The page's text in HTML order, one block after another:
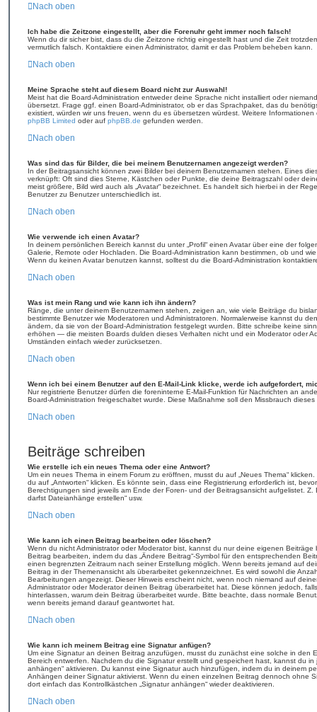
Nach oben
Ich habe die Zeitzone eingestellt, aber die Forenuhr geht immer noch falsch!
Wenn du dir sicher bist, dass du die Zeitzone richtig eingestellt hast und die Zeit
vermutlich falsch. Kontaktiere einen Administrator, damit er das Problem beheben kann.
Nach oben
Meine Sprache steht auf diesem Board nicht zur Auswahl!
Meist hat die Board-Administration entweder deine Sprache nicht installiert oder
übersetzt. Frage ggf. einen Board-Administrator, ob er das Sprachpaket, das du
existiert, würden wir uns freuen, wenn du es übersetzen würdest. Weitere
phpBB Limited oder auf phpBB.de gefunden werden.
Nach oben
Was sind das für Bilder, die bei meinem Benutzernamen angezeigt werden?
In der Beitragsansicht können zwei Bilder bei deinem Benutzernamen stehen. Eines
verknüpft: Oft sind dies Sterne, Kästchen oder Punkte, die deine Beitragszahl oder
meist größere, Bild wird auch als „Avatar“ bezeichnet. Es handelt sich hierbei in der
Benutzer zu Benutzer unterschiedlich ist.
Nach oben
Wie verwende ich einen Avatar?
In deinem persönlichen Bereich kannst du unter „Profil“ einen Avatar über eine der
Galerie, Remote oder Hochladen. Die Board-Administration kann bestimmen, ob und
Wenn du keinen Avatar benutzen kannst, solltest du die Board-Administration
Nach oben
Was ist mein Rang und wie kann ich ihn ändern?
Ränge, die unter deinem Benutzernamen stehen, zeigen an, wie viele Beiträge du
bestimmte Benutzer wie Moderatoren und Administratoren. Normalerweise kannst du
ändern, da sie von der Board-Administration festgelegt wurden. Bitte schreibe keine
erhöhen — die meisten Boards dulden dieses Verhalten nicht und ein Moderator oder
Umständen einfach wieder zurücksetzen.
Nach oben
Wenn ich bei einem Benutzer auf den E-Mail-Link klicke, werde ich aufgefordert,
Nur registrierte Benutzer dürfen die foreninterne E-Mail-Funktion für Nachrichten an
Board-Administration freigeschaltet wurde. Diese Maßnahme soll den Missbrauch
Nach oben
Beiträge schreiben
Wie erstelle ich ein neues Thema oder eine Antwort?
Um ein neues Thema in einem Forum zu eröffnen, musst du auf „Neues Thema“
du auf „Antworten“ klicken. Es könnte sein, dass eine Registrierung erforderlich ist,
Berechtigungen sind jeweils am Ende der Foren- und der Beitragsansicht aufgelistet. Z.
darfst Dateianhänge erstellen“ usw.
Nach oben
Wie kann ich einen Beitrag bearbeiten oder löschen?
Wenn du nicht Administrator oder Moderator bist, kannst du nur deine eigenen
Beitrag bearbeiten, indem du das „Ändere Beitrag“-Symbol für den entsprechenden
einen begrenzten Zeitraum nach seiner Erstellung möglich. Wenn bereits jemand auf
Beitrag in der Themenansicht als überarbeitet gekennzeichnet. Es wird sowohl die
Bearbeitungen angezeigt. Dieser Hinweis erscheint nicht, wenn noch niemand auf
Administrator oder Moderator deinen Beitrag überarbeitet hat. Diese können jedoch,
hinterlassen, warum dein Beitrag überarbeitet wurde. Bitte beachte, dass normale
wenn bereits jemand darauf geantwortet hat.
Nach oben
Wie kann ich meinem Beitrag eine Signatur anfügen?
Um eine Signatur an deinen Beitrag anzufügen, musst du zunächst eine solche in den
Bereich entwerfen. Nachdem du die Signatur erstellt und gespeichert hast, kannst du in
anhängen“ aktivieren. Du kannst eine Signatur auch hinzufügen, indem du in deinem
Anhängen deiner Signatur aktivierst. Wenn du einen einzelnen Beitrag dennoch ohne
dort einfach das Kontrollkästchen „Signatur anhängen“ wieder deaktivieren.
Nach oben